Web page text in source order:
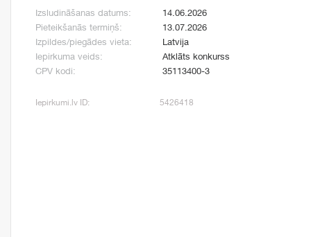
Izsludināšanas datums:
14.06.2026
Pieteikšanās termiņš:
13.07.2026
Izpildes/piegādes vieta:
Latvija
Iepirkuma veids:
Atklāts konkurss
CPV kodi:
35113400-3
Iepirkumi.lv ID: 5426418